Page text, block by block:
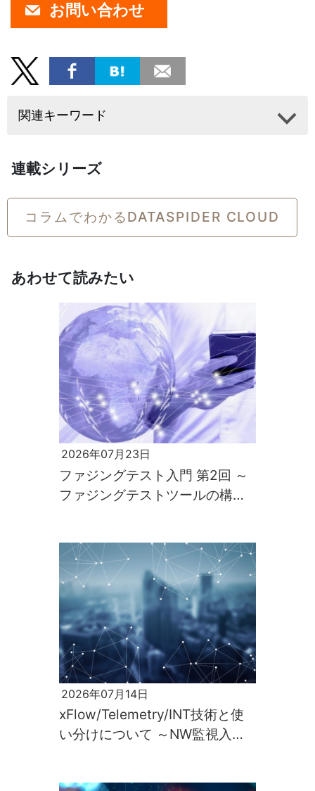
お問い合わせ
関連キーワード
連載シリーズ
コラムでわかるDATASPIDER CLOUD
あわせて読みたい
2026年07月23日
ファジングテスト入門 第2回 ～
ファジングテストツールの構築
2026年07月14日
xFlow/Telemetry/INT技術と使
い分けについて ～NW監視入門